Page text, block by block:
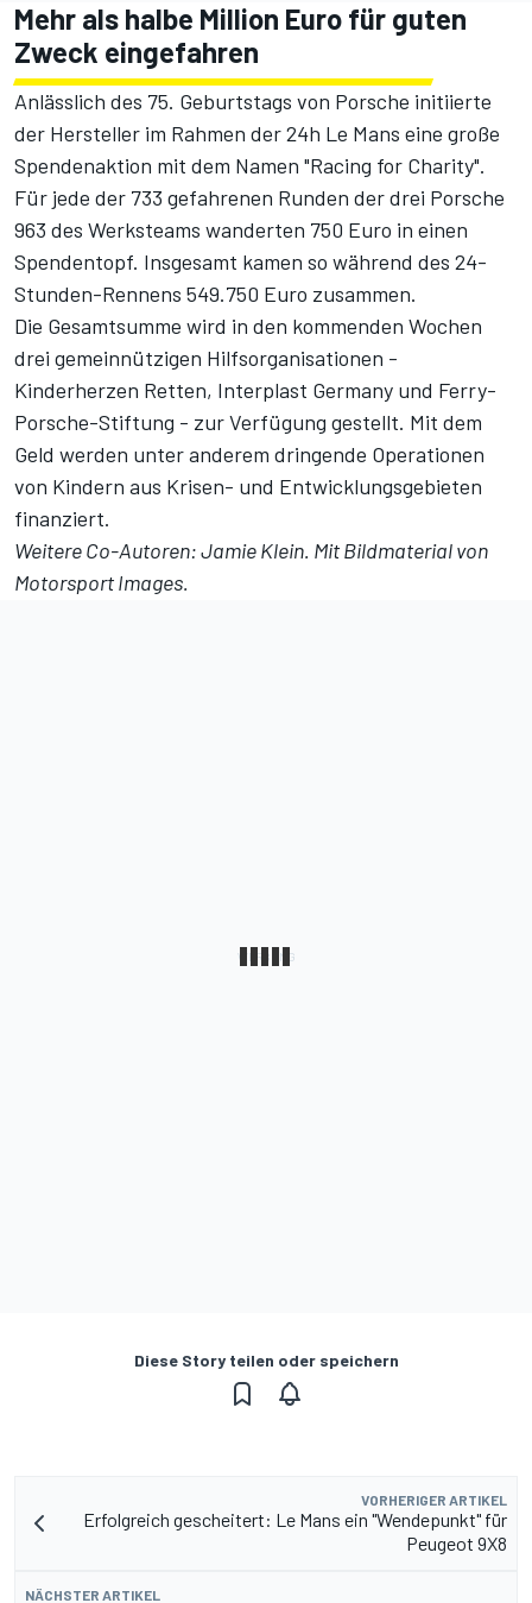
Mehr als halbe Million Euro für guten
Zweck eingefahren
Anlässlich des 75. Geburtstags von Porsche initiierte
der Hersteller im Rahmen der 24h Le Mans eine große
Spendenaktion mit dem Namen "Racing for Charity".
Für jede der 733 gefahrenen Runden der drei Porsche
963 des Werksteams wanderten 750 Euro in einen
Spendentopf. Insgesamt kamen so während des 24-
Stunden-Rennens 549.750 Euro zusammen.
Die Gesamtsumme wird in den kommenden Wochen
drei gemeinnützigen Hilfsorganisationen -
Kinderherzen Retten, Interplast Germany und Ferry-
Porsche-Stiftung - zur Verfügung gestellt. Mit dem
Geld werden unter anderem dringende Operationen
von Kindern aus Krisen- und Entwicklungsgebieten
finanziert.
Weitere Co-Autoren: Jamie Klein. Mit Bildmaterial von
Motorsport Images.
Diese Story teilen oder speichern
VORHERIGER ARTIKEL
Erfolgreich gescheitert: Le Mans ein "Wendepunkt" für
Peugeot 9X8
NÄCHSTER ARTIKEL